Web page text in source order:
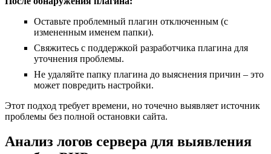
Оставьте проблемный плагин отключенным (с
измененным именем папки).
Свяжитесь с поддержкой разработчика плагина для
уточнения проблемы.
Не удаляйте папку плагина до выяснения причин – это
может повредить настройки.
Этот подход требует времени, но точечно выявляет источник
проблемы без полной остановки сайта.
Анализ логов сервера для выявления